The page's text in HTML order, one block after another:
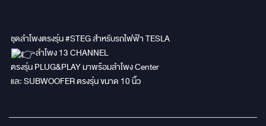
ชุดลำโพงตรงรุ่น#STEGสำหรับรถไฟฟ้า TESLA
ลำโพง 13 CHANNEL
ตรงรุ่น PLUG&PLAY มาพร้อมลำโพง Center
และ SUBWOOFER ตรงรุ่น ขนาด 10 นิ้ว